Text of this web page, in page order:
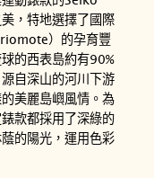
，特地選擇了國際
）的孕育豐
的西表島約有90%
自深山的河川下游
美麗島嶼風情。為
款都採用了深綠的
的陽光，運用色彩